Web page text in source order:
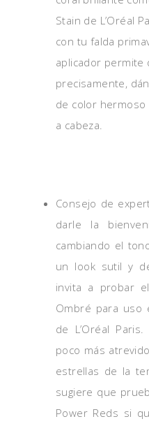
Stain de L’Oréal
con tu falda
aplicador permite
precisamente,
de color hermoso
a cabeza.
Consejo de
darle la
cambiando el
un look sutil y
invita a probar
Ombré para uso
de L’Oréal
poco más
estrellas de la
sugiere que
Power Reds si